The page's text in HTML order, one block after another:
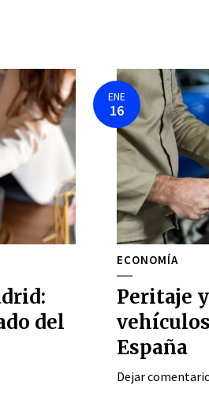
del
ENE
16
ECONOMÍA
Peritaje
España
Dejar